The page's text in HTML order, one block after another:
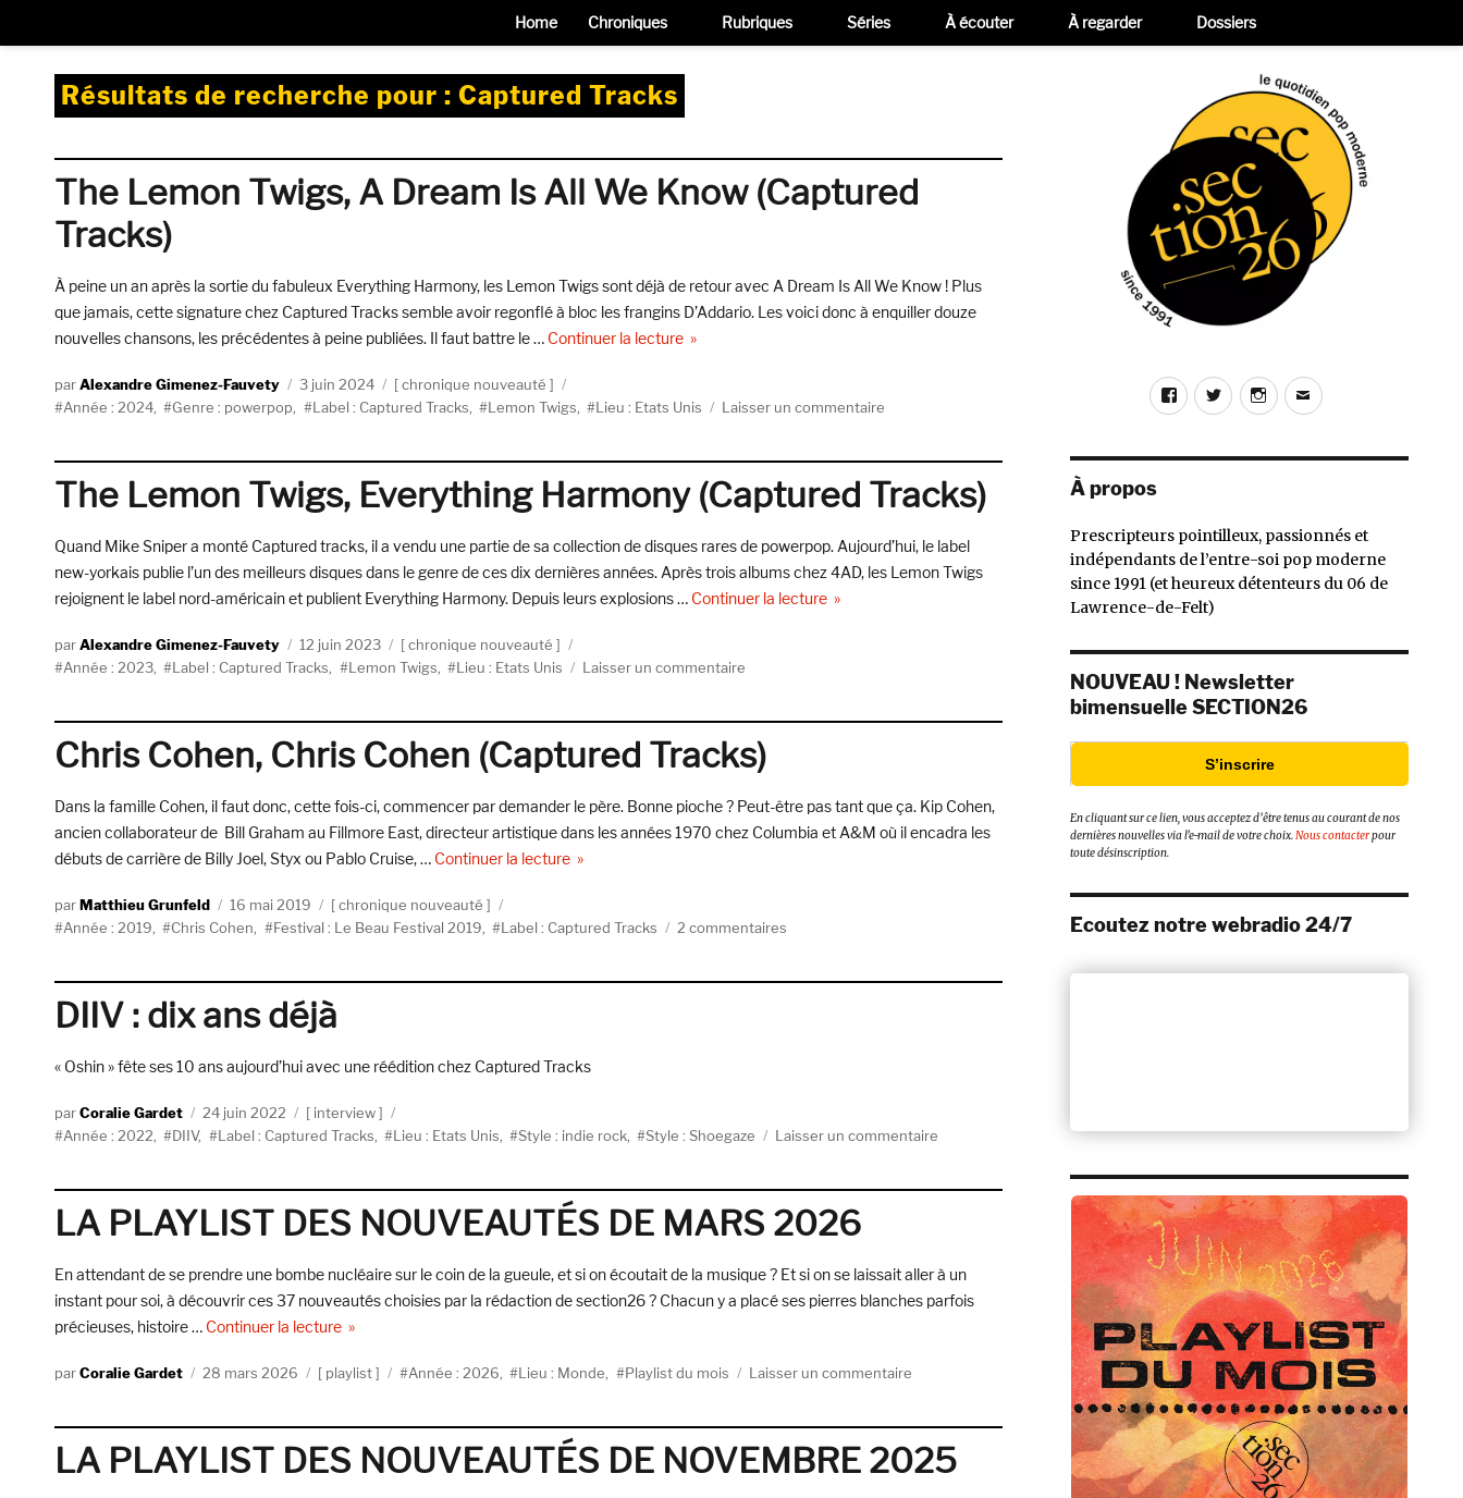
Résultats de recherche pour : Captured Tracks
The Lemon Twigs, A Dream Is All We Know (Captured
Tracks)
À peine un an après la sortie du fabuleux Everything Harmony, les Lemon Twigs sont déjà de retour avec A Dream Is All We Know ! Plus
que jamais, cette signature chez Captured Tracks semble avoir regonflé à bloc les frangins D’Addario. Les voici donc à enquiller douze
nouvelles chansons, les précédentes à peine publiées. Il faut battre le … Continuer la lecturede « The Lemon Twigs, A Dream Is All We Know (Captured Tracks) »
AuteurAlexandre Gimenez-Fauvety
Publié
le
3 juin 2024 Catégories
chronique nouveauté
Étiquettes
Année : 2024 Genre : powerpop Label : Captured Tracks Lemon Twigs Lieu : Etats Unis Laisser un commentaire
Is
All
The Lemon Twigs, Everything Harmony (Captured Tracks)
Quand Mike Sniper a monté Captured tracks, il a vendu une partie de sa collection de disques rares de powerpop. Aujourd’hui, le label
new-yorkais publie l’un des meilleurs disques dans le genre de ces dix dernières années. Après trois albums chez 4AD, les Lemon Twigs
rejoignent le label nord-américain et publient Everything Harmony. Depuis leurs explosions … Continuer la lecturede « The Lemon Twigs, Everything Harmony (Captured Tracks) »
AuteurAlexandre Gimenez-Fauvety
Publié
le
12 juin 2023 Catégories
chronique nouveauté
Étiquettes
Année : 2023 Label : Captured Tracks Lemon Twigs Lieu : Etats Unis Laisser un commentairesur
Everything
(Captured
Tracks)
Chris Cohen, Chris Cohen (Captured Tracks)
Dans la famille Cohen, il faut donc, cette fois-ci, commencer par demander le père. Bonne pioche ? Peut-être pas tant que ça. Kip Cohen,
ancien collaborateur de Bill Graham au Fillmore East, directeur artistique dans les années 1970 chez Columbia et A&M où il encadra les
débuts de carrière de Billy Joel, Styx ou Pablo Cruise, … Continuer la lecturede « Chris Cohen, Chris Cohen (Captured Tracks) »
AuteurMatthieu Grunfeld
Publié
le
16 mai 2019 Catégories
chronique nouveauté
Étiquettes
Année : 2019 Chris Cohen Festival : Le Beau Festival 2019 Label : Captured Tracks 2 commentairessur
DIIV : dix ans déjà
« Oshin » fête ses 10 ans aujourd’hui avec une réédition chez Captured Tracks
AuteurCoralie Gardet
Publié
le
24 juin 2022 Catégories
interview
Étiquettes
Année : 2022 DIIV, Label : Captured Tracks Lieu : Etats Unis Style : indie rock Style : Shoegaze Laisser un commentaire
LA PLAYLIST DES NOUVEAUTÉS DE MARS 2026
En attendant de se prendre une bombe nucléaire sur le coin de la gueule, et si on écoutait de la musique ? Et si on se laissait aller à un
instant pour soi, à découvrir ces 37 nouveautés choisies par la rédaction de section26 ? Chacun y a placé ses pierres blanches parfois
précieuses, histoire … Continuer la lecturede « LA PLAYLIST DES NOUVEAUTÉS DE MARS 2026 »
AuteurCoralie Gardet
Publié
28 mars 2026 Catégories
playlist Étiquettes
Année : 2026 Lieu : Monde Playlist du mois Laisser un commentairesur
NOUVEAUTÉS
LA PLAYLIST DES NOUVEAUTÉS DE NOVEMBRE 2025
FacebookTwitterInstagram
E-
À propos
Prescripteurs pointilleux, passionnés et
indépendants de l’entre-soi pop moderne
since 1991 (et heureux détenteurs du 06 de
Lawrence-de-Felt)
NOUVEAU ! Newsletter
bimensuelle SECTION26
S’inscrire
En cliquant sur ce lien, vous acceptez d’être tenus au courant de nos
dernières nouvelles via l’e-mail de votre choix.Nous contacterpour
toute désinscription.
Ecoutez notre webradio 24/7
Home Chroniques Rubriques Séries À écouter À regarder Dossiers